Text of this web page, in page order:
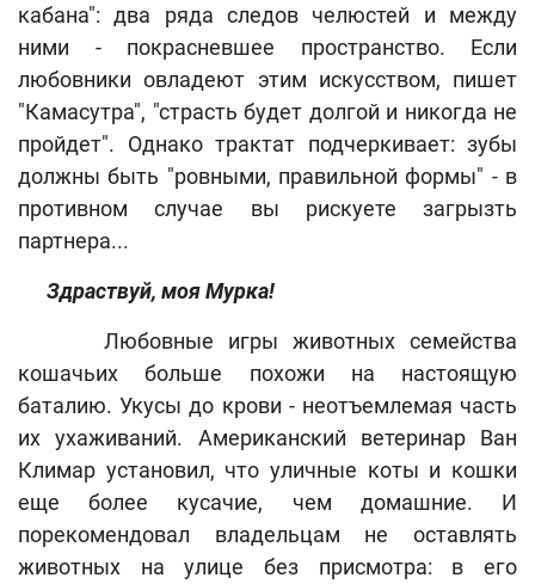
кабана": два ряда следов челюстей и между
ними - покрасневшее пространство. Если
любовники овладеют этим искусством, пишет
"Камасутра", "страсть будет долгой и никогда не
пройдет". Однако трактат подчеркивает: зубы
должны быть "ровными, правильной формы" - в
противном случае вы рискуете загрызть
партнера...
Здраствуй, моя Мурка!
Любовные игры животных семейства
кошачьих больше похожи на настоящую
баталию. Укусы до крови - неотъемлемая часть
их ухаживаний. Американский ветеринар Ван
Климар установил, что уличные коты и кошки
еще более кусачие, чем домашние. И
порекомендовал владельцам не оставлять
животных на улице без присмотра: в его